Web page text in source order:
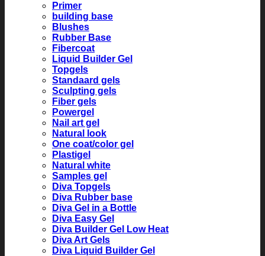
Primer
building base
Blushes
Rubber Base
Fibercoat
Liquid Builder Gel
Topgels
Standaard gels
Sculpting gels
Fiber gels
Powergel
Nail art gel
Natural look
One coat/color gel
Plastigel
Natural white
Samples gel
Diva Topgels
Diva Rubber base
Diva Gel in a Bottle
Diva Easy Gel
Diva Builder Gel Low Heat
Diva Art Gels
Diva Liquid Builder Gel